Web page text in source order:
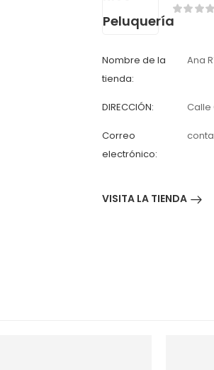
Nombre de la
tienda:
Ana
DIRECCIÓN: Calle
Correo
electrónico:
VISITA LA TIENDA